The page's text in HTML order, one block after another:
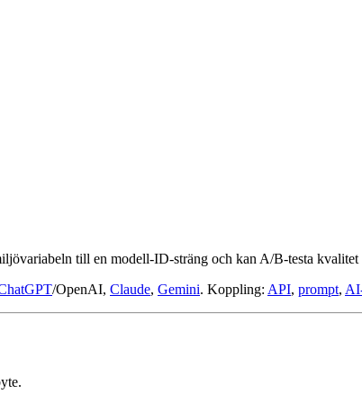
till en modell-ID-sträng och kan A/B-testa
/OpenAI, Claude, Gemini. Koppling: API, prompt,